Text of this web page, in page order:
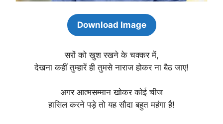
Download Image
सरों को खुश रखने के चक्कर में,
देखना कहीं तुम्हारें ही तुमसे नाराज होकर ना बैठ जाए!
अगर आत्मसम्मान खोकर कोई चीज
हासिल करने पड़े तो यह सौदा बहुत महंगा है!